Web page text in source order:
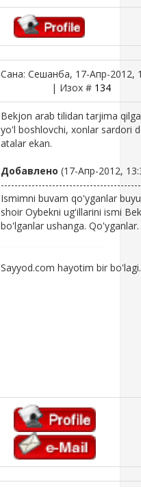
Сана: Сешанба, 17-Апр-2012,
| Изох # 134
Bekjon arab tilidan tarjima
yo'l boshlovchi, xonlar sardori
atalar ekan.
Добавлено (17-Апр-2012,
Ismimni buvam qo'yganlar
shoir Oybekni ug'illarini ismi
bo'lganlar ushanga. Qo'yganlar.
Sayyod.com hayotim bir bo'lagi.